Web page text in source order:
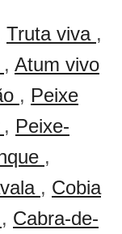
Truta viva ,
, Atum vivo
, Peixe
, Peixe-
,
, Cobia
, Cabra-de-